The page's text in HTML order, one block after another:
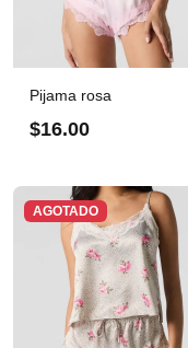
Pijama rosa
$16.00
AGOTADO